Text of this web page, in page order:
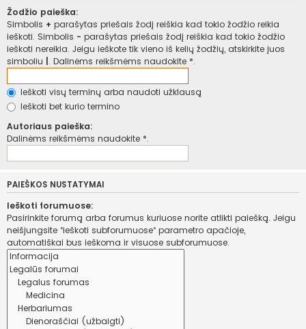
Žodžio paieška:
Simbolis + parašytas priešais žodį reiškia kad tokio žodžio reikia
ieškoti. Simbolis - parašytas priešais žodį reiškia kad tokio žodžio
ieškoti nereikia. Jeigu ieškote tik vieno iš kelių žodžių, atskirkite juos
simboliu . Dalinėms reikšmėms naudokite *.
Ieškoti visų terminų arba naudoti užklausą
Ieškoti bet kurio termino
Autoriaus paieška:
Dalinėms reikšmėms naudokite *.
PAIEŠKOS NUSTATYMAI
Ieškoti forumuose:
Pasirinkite forumą arba forumus kuriuose norite atlikti paiešką. Jeigu
neišjungsite “ieškoti subforumuose“ parametro apačioje,
automatiškai bus ieškoma ir visuose subforumuose.